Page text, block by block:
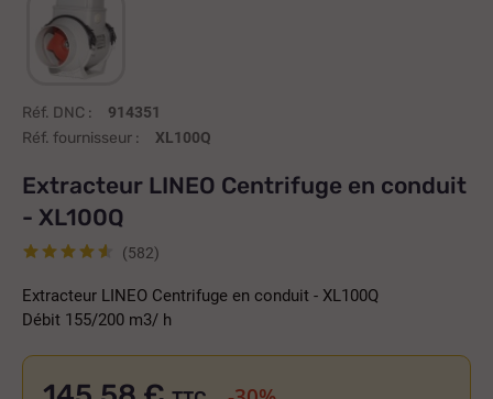
Réf. DNC : 914351
Réf. fournisseur : XL100Q
Extracteur LINEO Centrifuge en conduit
- XL100Q
(582)
Extracteur LINEO Centrifuge en conduit - XL100Q
Débit 155/200 m3/ h